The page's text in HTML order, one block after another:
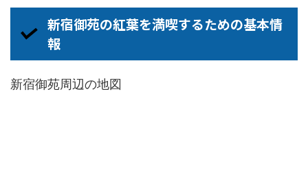
新宿御苑の紅葉を満喫するための基本情
報
新宿御苑周辺の地図